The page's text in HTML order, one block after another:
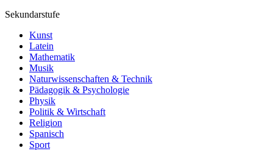
Sekundarstufe
Kunst
Latein
Mathematik
Musik
Naturwissenschaften & Technik
Pädagogik & Psychologie
Physik
Politik & Wirtschaft
Religion
Spanisch
Sport